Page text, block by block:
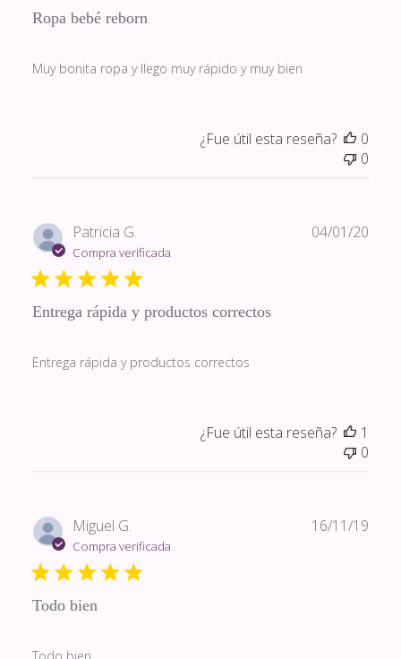
Ropa bebé reborn
Muy bonita ropa y llego muy rápido y muy bien
¿Fue útil esta reseña?
0
0
Patricia G.
Compra verificada
Entrega rápida y productos correctos
Entrega rápida y productos correctos
04/01/20
¿Fue útil esta reseña?
1
0
Miguel G.
Compra verificada
Todo bien
16/11/19